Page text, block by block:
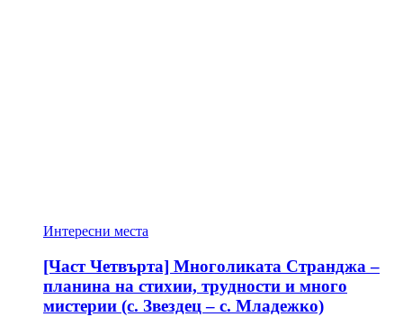
Интересни места
[Част Четвърта] Многоликата Странджа –
планина на стихии, трудности и много
мистерии (с. Звездец – с. Младежко)